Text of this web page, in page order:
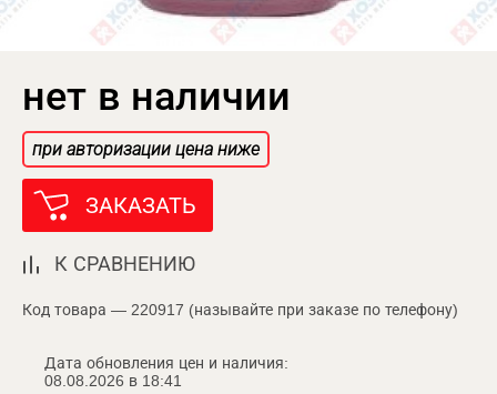
нет в наличии
при авторизации цена ниже
ЗАКАЗАТЬ
К СРАВНЕНИЮ
Код товара — 220917 (называйте при заказе по телефону)
Дата обновления цен и наличия:
08.08.2026 в 18:41